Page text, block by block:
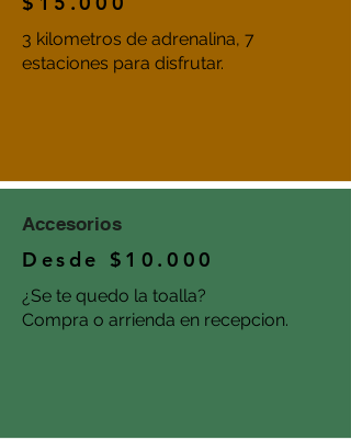
3 kilometros de adrenalina, 7
estaciones para disfrutar.
Accesorios
Desde $10.000
¿Se te quedo la toalla?
Compra o arrienda en recepcion.